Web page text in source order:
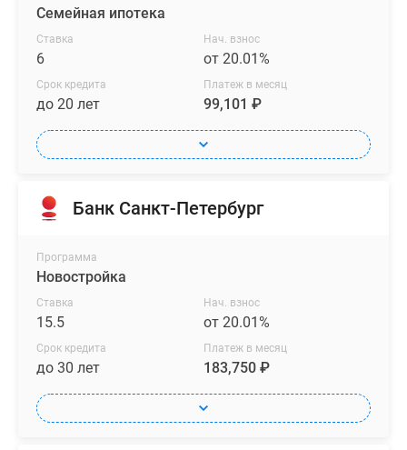
Семейная ипотека
Ставка
6
Нач. взнос
от 20.01%
Срок кредита
до 20 лет
Платеж в месяц
99,101 ₽
Банк Санкт-Петербург
Программа
Новостройка
Ставка
15.5
Нач. взнос
от 20.01%
Срок кредита
до 30 лет
Платеж в месяц
183,750 ₽